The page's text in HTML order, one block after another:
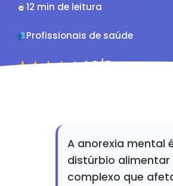
12 min de leitura
Profissionais de saúde
4.8/5
A anorexia mental
distúrbio alimentar
complexo que